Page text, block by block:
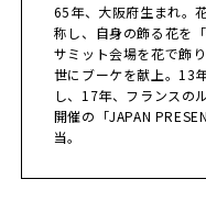
65年、大阪府生まれ。
称し、自身の飾る花を
サミット会場を花で飾
世にブーケを献上。13
し、17年、フランスの
開催の「JAPAN
当。